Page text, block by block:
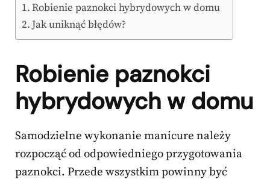
Robienie paznokci hybrydowych w domu
Jak uniknąć błędów?
Robienie paznokci
hybrydowych w domu
Samodzielne wykonanie manicure należy
rozpocząć od odpowiedniego przygotowania
paznokci. Przede wszystkim powinny być